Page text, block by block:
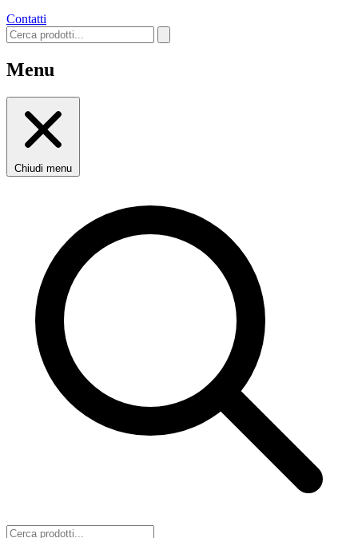
Contatti
Menu
Chiudi menu